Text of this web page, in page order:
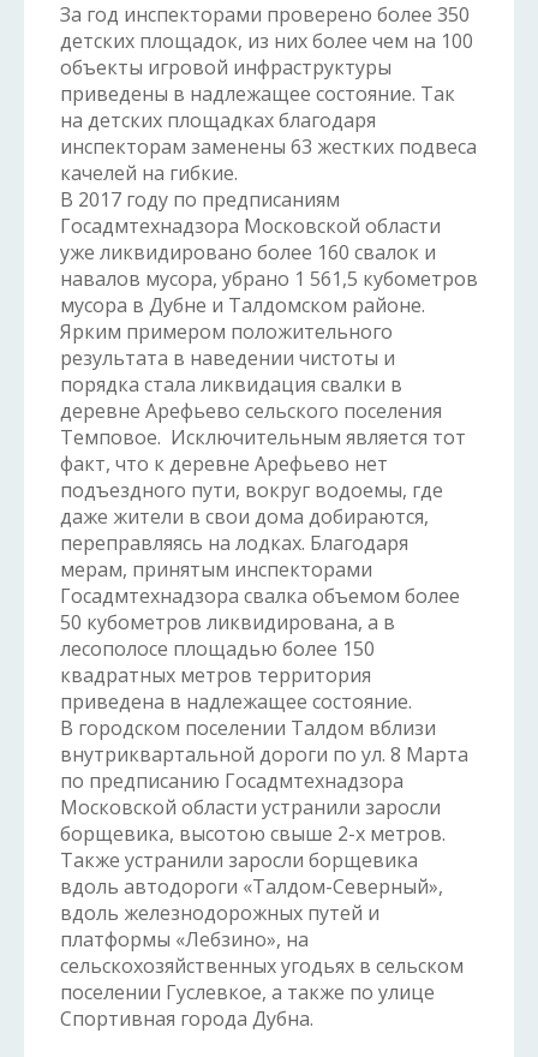
За год инспекторами проверено более 350
детских площадок, из них более чем на 100
объекты игровой инфраструктуры
приведены в надлежащее состояние. Так
на детских площадках благодаря
инспекторам заменены 63 жестких подвеса
качелей на гибкие.
В 2017 году по предписаниям
Госадмтехнадзора Московской области
уже ликвидировано более 160 свалок и
навалов мусора, убрано 1 561,5 кубометров
мусора в Дубне и Талдомском районе.
Ярким примером положительного
результата в наведении чистоты и
порядка стала ликвидация свалки в
деревне Арефьево сельского поселения
Темповое. Исключительным является тот
факт, что к деревне Арефьево нет
подъездного пути, вокруг водоемы, где
даже жители в свои дома добираются,
переправляясь на лодках. Благодаря
мерам, принятым инспекторами
Госадмтехнадзора свалка объемом более
50 кубометров ликвидирована, а в
лесополосе площадью более 150
квадратных метров территория
приведена в надлежащее состояние.
В городском поселении Талдом вблизи
внутриквартальной дороги по ул. 8 Марта
по предписанию Госадмтехнадзора
Московской области устранили заросли
борщевика, высотою свыше 2-х метров.
Также устранили заросли борщевика
вдоль автодороги «Талдом-Северный»,
вдоль железнодорожных путей и
платформы «Лебзино», на
сельскохозяйственных угодьях в сельском
поселении Гуслевкое, а также по улице
Спортивная города Дубна.